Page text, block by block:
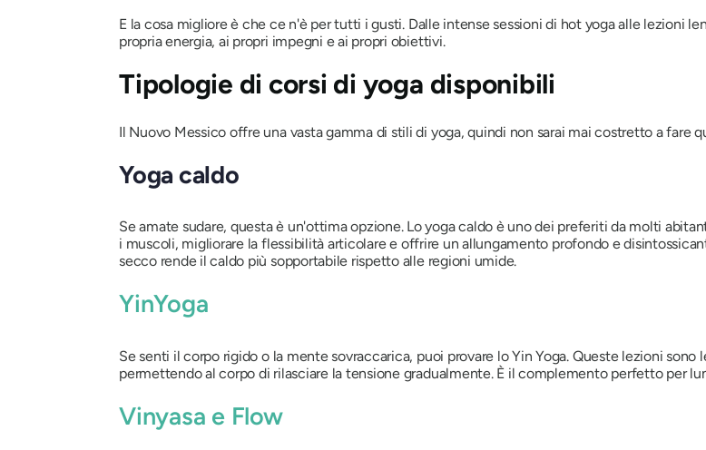
E la cosa migliore è che ce n'è per tutti i gusti. Dalle intense sessioni di hot yoga alle lezioni
propria energia, ai propri impegni e ai propri obiettivi.
Tipologie di corsi di yoga disponibili
Il Nuovo Messico offre una vasta gamma di stili di yoga, quindi non sarai mai costretto a fare
Yoga caldo
Se amate sudare, questa è un'ottima opzione. Lo yoga caldo è uno dei preferiti da molti
i muscoli, migliorare la flessibilità articolare e offrire un allungamento profondo e
secco rende il caldo più sopportabile rispetto alle regioni umide.
YinYoga
Se senti il ​​corpo rigido o la mente sovraccarica, puoi provare lo Yin Yoga. Queste lezioni
permettendo al corpo di rilasciare la tensione gradualmente. È il complemento perfetto per
Vinyasa e Flow